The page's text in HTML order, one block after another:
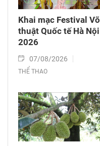
Khai mạc Festival Võ
thuật Quốc tế Hà Nội
2026
07/08/2026
THỂ THAO